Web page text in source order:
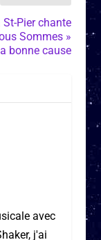
Pier chante
Sommes »
bonne cause
avec
j'ai